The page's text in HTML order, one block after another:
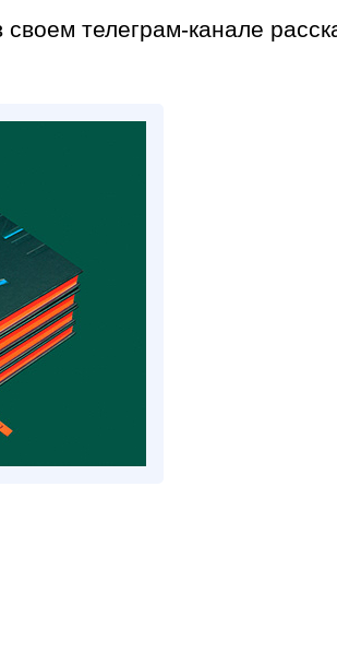
телеграм-канале